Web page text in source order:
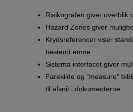
Risikografen giver overblik
Hazard Zones giver
Krydsreferencer viser
bestemt emne.
Sistema interfacet giver
Farekilde og ”measure”
til afsnit i dokumenterne.